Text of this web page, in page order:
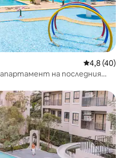
Средна
4,8 (40)
на последния